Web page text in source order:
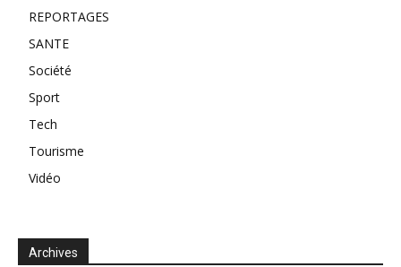
REPORTAGES
SANTE
Société
Sport
Tech
Tourisme
Vidéo
Archives